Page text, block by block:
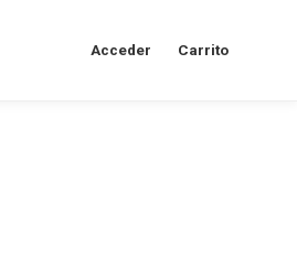
Acceder Carrito